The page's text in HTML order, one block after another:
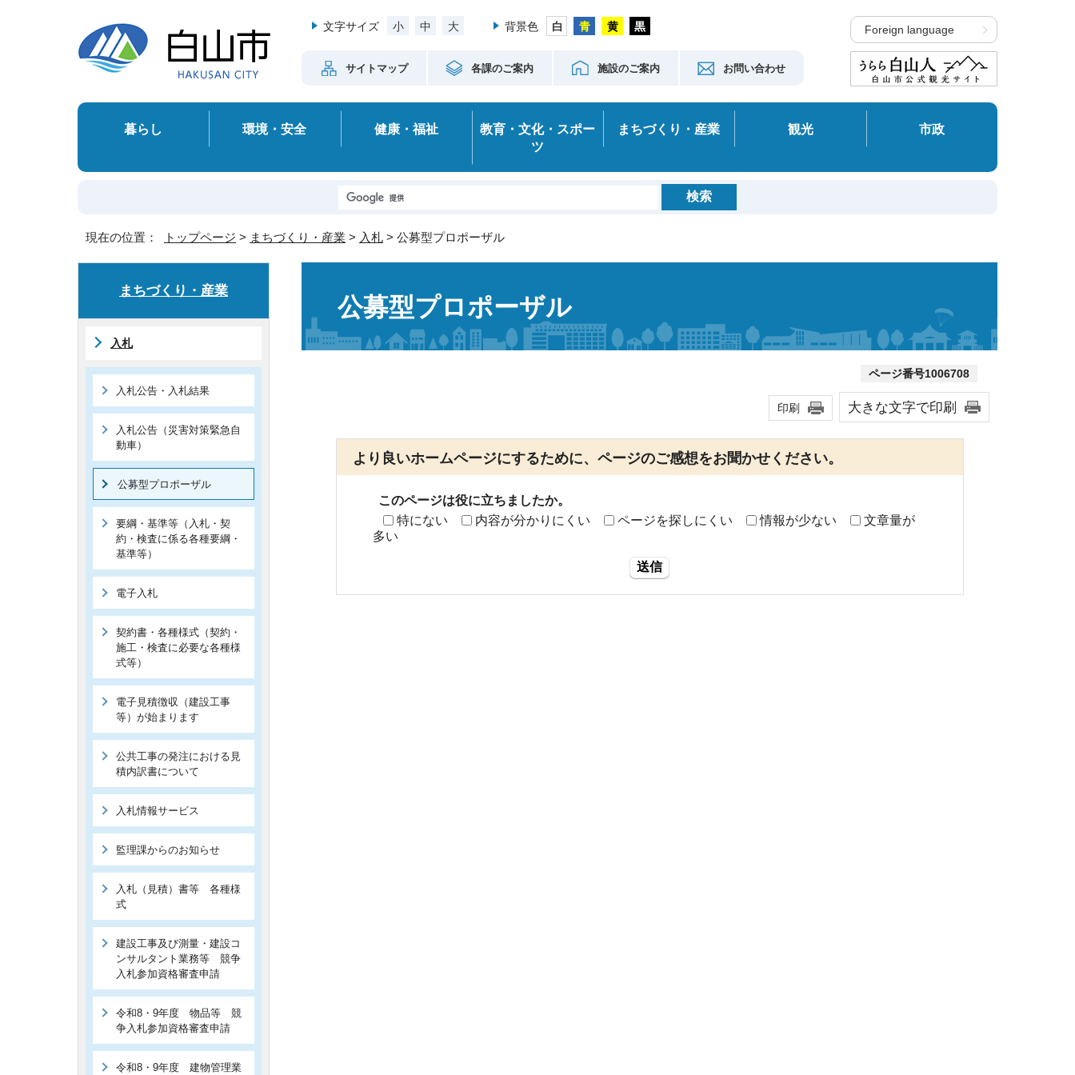
文字サイズ 小 中 大 背景色
サイトマップ 各課のご案内 施設のご案内 お問い合わせ
Foreign language
暮らし 環境・安全 健康・福祉
教育・文化・スポー
ツ
まちづくり・産業 観光 市政
現在の位置： トップページ > まちづくり・産業 > 入札 > 公募型プロポーザル
公募型プロポーザル
ページ番号1006708
印刷 大きな文字で印刷
より良いホームページにするために、ページのご感想をお聞かせください。
このページは役に立ちましたか。
特にない
内容が分かりにくい ページを探しにくい 情報が少ない
文章量が
多い
送信
まちづくり・産業
入札
入札公告・入札結果
入札公告（災害対策緊急自
動車）
公募型プロポーザル
要綱・基準等（入札・契
約・検査に係る各種要綱・
基準等）
電子入札
契約書・各種様式（契約・
施工・検査に必要な各種様
式等）
電子見積徴収（建設工事
等）が始まります
公共工事の発注における見
積内訳書について
入札情報サービス
監理課からのお知らせ
入札（見積）書等 各種様
式
建設工事及び測量・建設コ
ンサルタント業務等 競争
入札参加資格審査申請
令和8・9年度 物品等 競
争入札参加資格審査申請
令和8・9年度 建物管理業